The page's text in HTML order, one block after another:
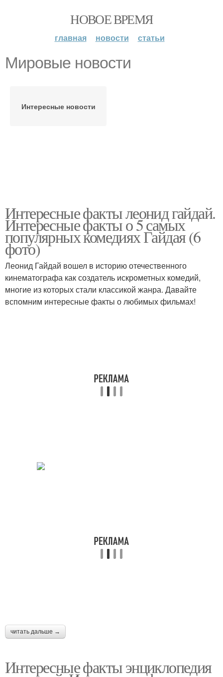
НОВОЕ ВРЕМЯ
главная новости статьи
Мировые новости
Интересные новости
Интересные факты леонид гайдай.
Интересные факты о 5 самых
популярных комедиях Гайдая (6
фото)
Леонид Гайдай вошел в историю отечественного
кинематографа как создатель искрометных комедий,
многие из которых стали классикой жанра. Давайте
вспомним интересные факты о любимых фильмах!
читать дальше →
Интересные факты энциклопедия